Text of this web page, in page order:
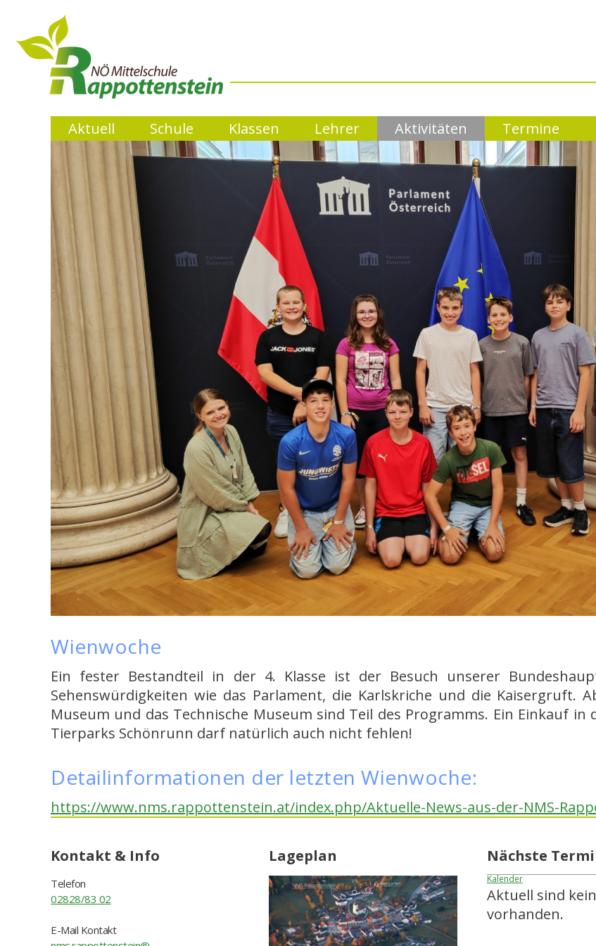
Aktuell Schule Klassen Lehrer Aktivitäten Termine
Wienwoche
Ein fester Bestandteil in der 4. Klasse ist der Besuch unserer
Sehenswürdigkeiten wie das Parlament, die Karlskriche und die Kaisergruft.
Museum und das Technische Museum sind Teil des Programms. Ein Einkauf
Tierparks Schönrunn darf natürlich auch nicht fehlen!
Detailinformationen der letzten Wienwoche:
https://www.nms.rappottenstein.at/index.php/Aktuelle-News-aus-der-NMS-
Kontakt & Info
Telefon
02828/83 02
E-Mail Kontakt
Lageplan Nächste
Kalender
Aktuell sind
vorhanden.